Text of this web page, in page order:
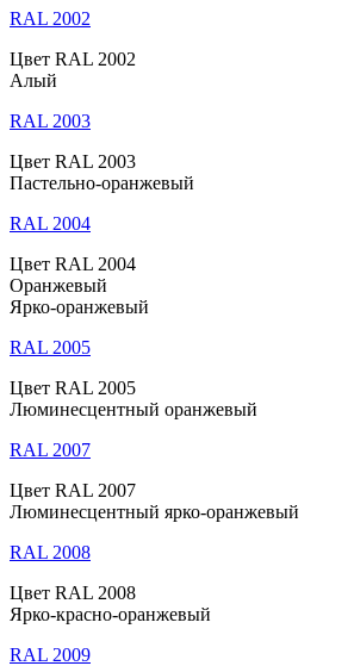
RAL 2002
Цвет RAL 2002
Алый
RAL 2003
Цвет RAL 2003
Пастельно-оранжевый
RAL 2004
Цвет RAL 2004
Оранжевый
Ярко-оранжевый
RAL 2005
Цвет RAL 2005
Люминесцентный оранжевый
RAL 2007
Цвет RAL 2007
Люминесцентный ярко-оранжевый
RAL 2008
Цвет RAL 2008
Ярко-красно-оранжевый
RAL 2009